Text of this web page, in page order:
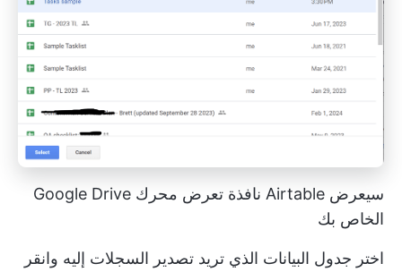
سيعرض Airtable نافذة تعرض محرك Google Drive
الخاص بك
اختر جدول البيانات الذي تريد تصدير السجلات إليه وانقر